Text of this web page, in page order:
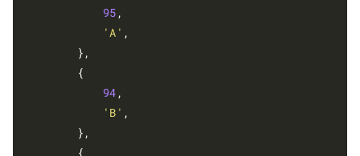
95 ,
'A' ,
94 ,
'B' ,